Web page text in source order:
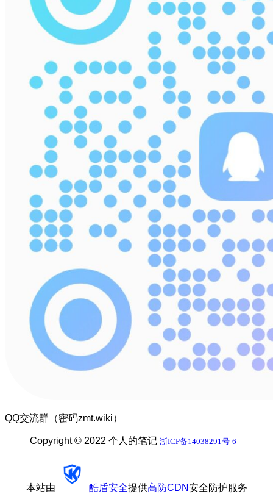
QQ交流群（密码zmt.wiki）
Copyright © 2022 个人的笔记 浙ICP备14038291号-6
本站由 酷盾安全提供高防CDN安全防护服务